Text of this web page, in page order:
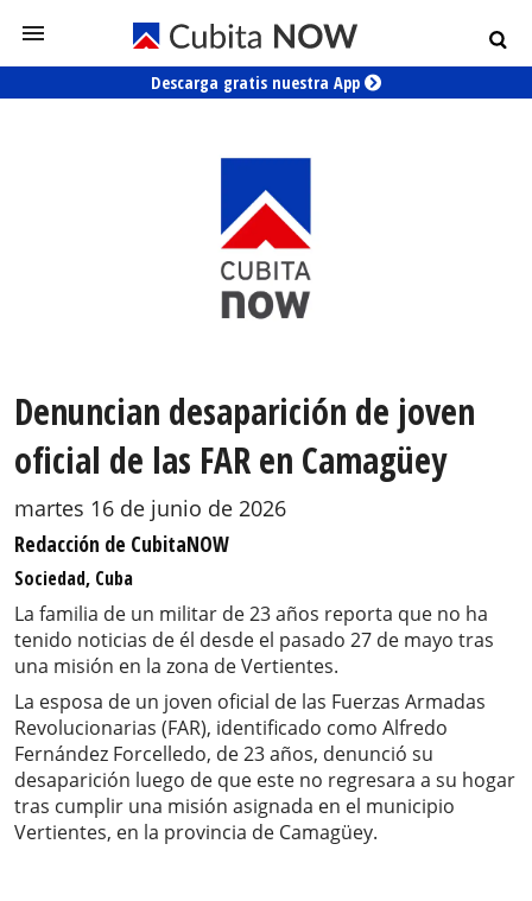
Descarga gratis nuestra App
Denuncian desaparición de joven
oficial de las FAR en Camagüey
martes 16 de junio de 2026
Redacción de CubitaNOW
Sociedad, Cuba
La familia de un militar de 23 años reporta que no ha
tenido noticias de él desde el pasado 27 de mayo tras
una misión en la zona de Vertientes.
La esposa de un joven oficial de las Fuerzas Armadas
Revolucionarias (FAR), identificado como Alfredo
Fernández Forcelledo, de 23 años, denunció su
desaparición luego de que este no regresara a su hogar
tras cumplir una misión asignada en el municipio
Vertientes, en la provincia de Camagüey.